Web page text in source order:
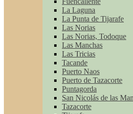
La Laguna
La Punta de Tijarafe
Las Norias
Las Norias, Todoque
Las Manchas
Las Tricias
Tacande
Puerto Naos
Puerto de Tazacorte
Puntagorda
San Nicolás de las
Tazacorte